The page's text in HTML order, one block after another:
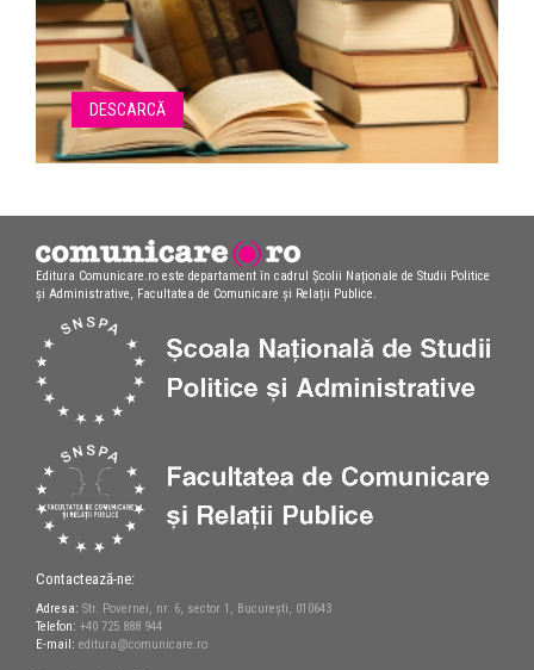
DESCARCĂ
Editura Comunicare.ro este departament în cadrul Școlii Naționale de Studii Politice
și Administrative, Facultatea de Comunicare și Relații Publice.
Contactează-ne:
Adresa: Str. Povernei, nr. 6, sector 1, București, 010643
Telefon: +40 725 888 944
E-mail: editura@comunicare.ro